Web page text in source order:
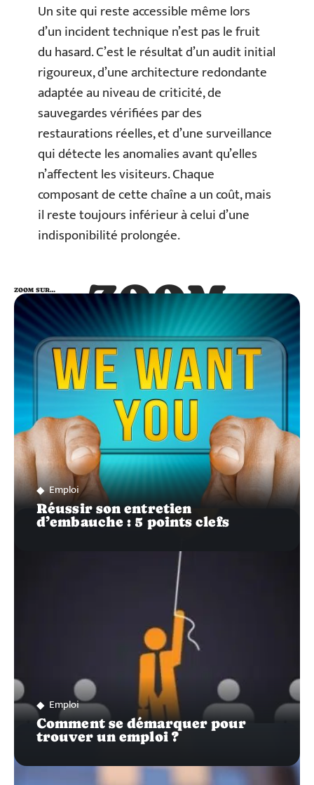
Un site qui reste accessible même lors
d’un incident technique n’est pas le fruit
du hasard. C’est le résultat d’un audit initial
rigoureux, d’une architecture redondante
adaptée au niveau de criticité, de
sauvegardes vérifiées par des
restaurations réelles, et d’une surveillance
qui détecte les anomalies avant qu’elles
n’affectent les visiteurs. Chaque
composant de cette chaîne a un coût, mais
il reste toujours inférieur à celui d’une
indisponibilité prolongée.
ZOOM
SUR…
ZOOM SUR…
Emploi
Réussir son entretien
d’embauche : 5 points clefs
Emploi
Comment se démarquer pour
trouver un emploi ?